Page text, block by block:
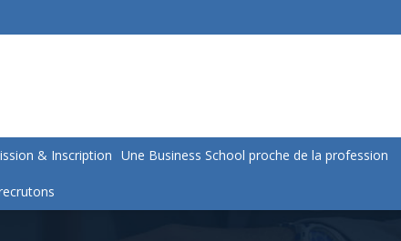
& Inscription Une Business School proche de la profession